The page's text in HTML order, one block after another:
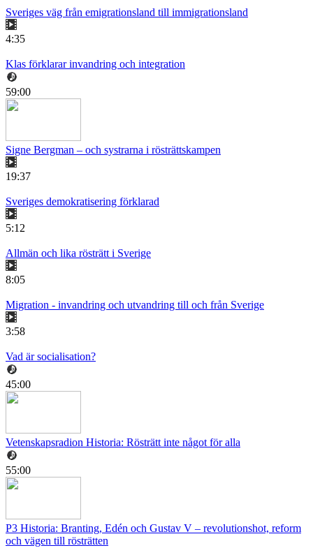
Sveriges väg från emigrationsland till immigrationsland
4:35
Klas förklarar invandring och integration
59:00
Signe Bergman – och systrarna i rösträttskampen
19:37
Sveriges demokratisering förklarad
5:12
Allmän och lika rösträtt i Sverige
8:05
Migration - invandring och utvandring till och från Sverige
3:58
Vad är socialisation?
45:00
Vetenskapsradion Historia: Rösträtt inte något för alla
55:00
P3 Historia: Branting, Edén och Gustav V – revolutionshot, reform
och vägen till rösträtten